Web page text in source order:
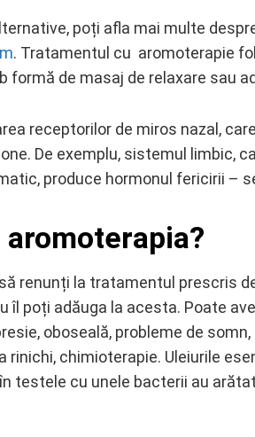
poți afla mai multe
. Tratamentul cu aromoterapie
de masaj de relaxare sau
receptorilor de miros nazal,
De exemplu, sistemul limbic,
produce hormonul fericirii –
renunți la tratamentul prescris
poți adăuga la acesta. Poate
oboseală, probleme de
chimioterapie. Uleiurile
testele cu unele bacterii au